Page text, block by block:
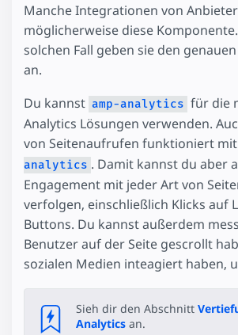
Manche Integrationen von
möglicherweise diese
solchen Fall geben sie den
an.
Du kannst amp-analytics für die
Analytics Lösungen verwenden.
von Seitenaufrufen funktioniert mit
analytics . Damit kannst du aber
Engagement mit jeder Art von
verfolgen, einschließlich Klicks auf
Buttons. Du kannst außerdem
Benutzer auf der Seite gescrollt
sozialen Medien inteagiert haben,
Sieh dir den Abschnitt
Analytics an.